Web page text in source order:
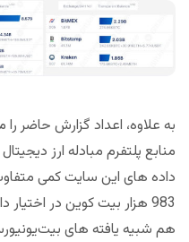
به علاوه، اعداد گزارش حاضر
هم شبیه یافته های